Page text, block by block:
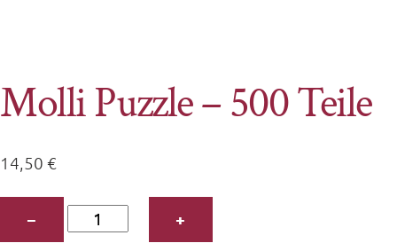
Molli Puzzle – 500 Teile
14,50 €
−
Molli
Puzzle
+